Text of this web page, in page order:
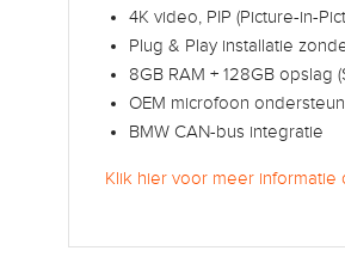
4K video, PIP (Picture-in-
Plug & Play installatie
8GB RAM + 128GB opslag
OEM microfoon
BMW CAN-bus integratie
Klik hier voor meer